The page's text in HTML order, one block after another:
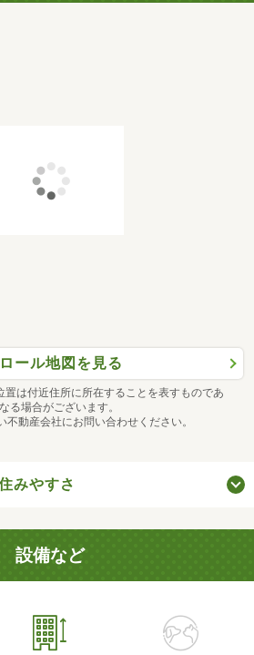
ール地図を見る
は付近住所に所在することを表すものであ
る場合がございます。
動産会社にお問い合わせください。
みやすさ
設備など